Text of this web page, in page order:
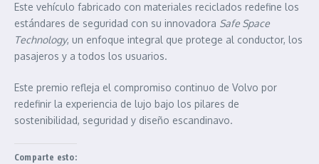
Este vehículo fabricado con materiales reciclados redefine los
estándares de seguridad con su innovadora Safe Space
Technology, un enfoque integral que protege al conductor, los
pasajeros y a todos los usuarios.
Este premio refleja el compromiso continuo de Volvo por
redefinir la experiencia de lujo bajo los pilares de
sostenibilidad, seguridad y diseño escandinavo.
Comparte esto: